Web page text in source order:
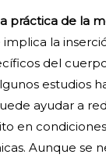
práctica de la
implica la
del
estudios
ayudar a
en condiciones
Aunque se